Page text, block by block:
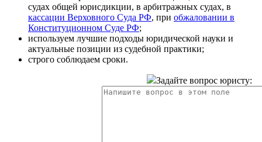
судах общей юрисдикции, в арбитражных судах, в
кассации Верховного Суда РФ, при обжаловании в
Конституционном Суде РФ;
используем лучшие подходы юридической науки и
актуальные позиции из судебной практики;
строго соблюдаем сроки.
Задайте вопрос юристу: